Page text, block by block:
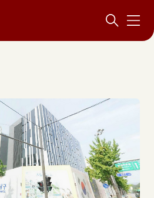
메